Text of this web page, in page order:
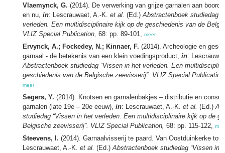
Vlaemynck, G. (2014). De verwerking van grijze garnalen aan boord
en nu, in: Lescrauwaet, A.-K. et al. (Ed.)Abstractenboek studiedag
verleden. Een multidisciplinaire kijk op de geschiedenis van de
VLIZ Special Publication, 68: pp. 89-101, meer
Ervynck, A.; Fockedey, N.; Kinnaer, F. (2014). Archeologie en
garnaal - de betekenis van een klein voedingsproduct, in:
Abstractenboek studiedag “Vissen in het verleden. Een
geschiedenis van de Belgische zeevisserij”. VLIZ Special
meer
Segers, Y. (2014). Knotsen en garnalenbakjes – distributie en
garnalen (late 19e – 20e eeuw), in: Lescrauwaet, A.-K. et al. (Ed.)
studiedag “Vissen in het verleden. Een multidisciplinaire kijk op de
Belgische zeevisserij”. VLIZ Special Publication, 68: pp. 115-122,
Steevens, I. (2014). Garnaalvisserij te paard. Van Oostduinkerke tot
Lescrauwaet, A.-K. et al. (Ed.)Abstractenboek studiedag “Vissen in